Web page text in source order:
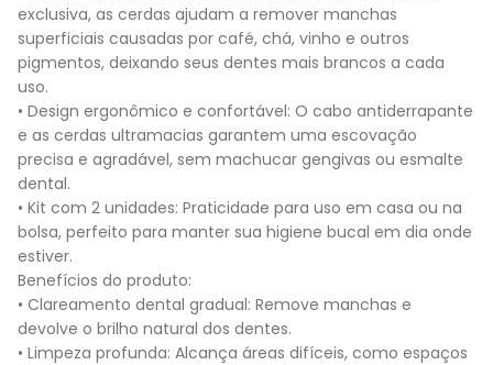
exclusiva, as cerdas ajudam a remover manchas
superficiais causadas por café, chá, vinho e outros
pigmentos, deixando seus dentes mais brancos a cada
uso.
• Design ergonômico e confortável: O cabo antiderrapante
e as cerdas ultramacias garantem uma escovação
precisa e agradável, sem machucar gengivas ou esmalte
dental.
• Kit com 2 unidades: Praticidade para uso em casa ou na
bolsa, perfeito para manter sua higiene bucal em dia onde
estiver.
Benefícios do produto:
• Clareamento dental gradual: Remove manchas e
devolve o brilho natural dos dentes.
• Limpeza profunda: Alcança áreas difíceis, como espaços